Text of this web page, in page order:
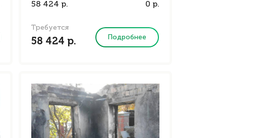
58 424 р. 0 р.
Требуется
58 424 р. Подробнее